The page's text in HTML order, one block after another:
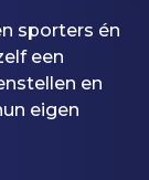
sporters én
een
en
eigen